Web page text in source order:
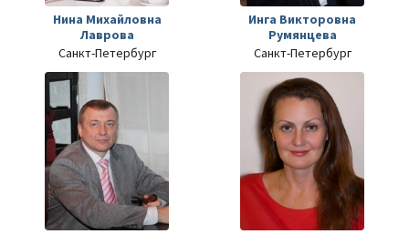
Нина Михайловна
Лаврова
Санкт-Петербург
Инга Викторовна
Румянцева
Санкт-Петербург